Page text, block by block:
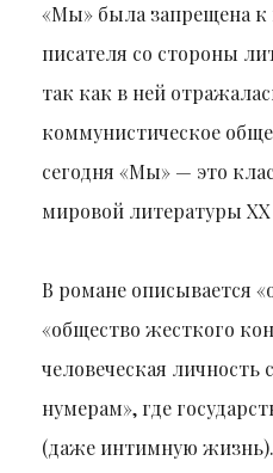
«Мы» была запрещена к
писателя со стороны
так как в ней
коммунистическое
сегодня «Мы» — это
мировой литературы ХХ
В романе описывается
«общество жесткого
человеческая личность
нумерам», где
(даже интимную